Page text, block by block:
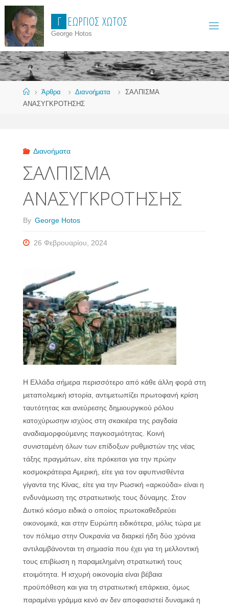
Skip
content
Γ ΕΏΡΓΙΟΣ ΧΏΤΟΣ
George Hotos
HomeΆρθρα Διανοήματα
ΣΑΛΠΙΣΜΑ
ΑΝΑΣΥΓΚΡΟΤΗΣΗΣ
Διανοήματα
ΣΑΛΠΙΣΜΑ
ΑΝΑΣΥΓΚΡΟΤΗΣΗΣ
By George Hotos
26 Φεβρουαρίου, 2024
Η Ελλάδα σήμερα περισσότερο από κάθε άλλη φορά στη
μεταπολεμική ιστορία, αντιμετωπίζει πρωτοφανή κρίση
ταυτότητας και ανεύρεσης δημιουργικού ρόλου
κατοχύρωσηw ισχύος στη σκακιέρα της ραγδαία
αναδιαμορφούμενης παγκοσμιότητας. Κοινή
συνισταμένη όλων των επίδοξων ρυθμιστών της νέας
τάξης πραγμάτων, είτε πρόκειται για την πρώην
κοσμοκράτειρα Αμερική, είτε για τον αφυπνισθέντα
γίγαντα της Κίνας, είτε για την Ρωσική «αρκούδα» είναι η
ενδυνάμωση της στρατιωτικής τους δύναμης. Στον
Δυτικό κόσμο ειδικά ο οποίος πρωτοκαθεδρεύει
οικονομικά, και στην Ευρώπη ειδικότερα, μόλις τώρα με
τον πόλεμο στην Ουκρανία να διαρκεί ήδη δύο χρόνια
αντιλαμβάνονται τη σημασία που έχει για τη μελλοντική
τους επιβίωση η παραμελημένη στρατιωτική τους
ετοιμότητα. Η ισχυρή οικονομία είναι βέβαια
προϋπόθεση και για τη στρατιωτική επάρκεια, όμως
παραμένει γράμμα κενό αν δεν αποφασιστεί δυναμικά η